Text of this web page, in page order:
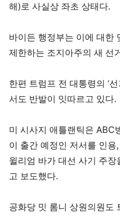
해)로 사실상 좌초 상태다.
바이든 행정부는 이에 대한
제한하는 조지아주의 새 선
한편 트럼프 전 대통령의 ‘
서도 반발이 잇따르고 있다.
미 시사지 애틀랜틱은 ABC
이 출간 예정인 저서를 인
윌리엄 바가 대선 사기 주장
고 보도했다.
공화당 밋 롬니 상원의원도